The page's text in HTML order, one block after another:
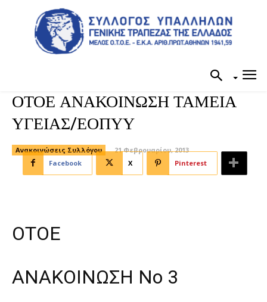
ΟΤΟΕ ΑΝΑΚΟΙΝΩΣΗ ΤΑΜΕΙΑ
ΥΓΕΙΑΣ/ΕΟΠΥΥ
Ανακοινώσεις Συλλόγου
21 Φεβρουαρίου, 2013
Facebook
X Pinterest
ΟΤΟΕ
ΑΝΑΚΟΙΝΩΣΗ Νο 3